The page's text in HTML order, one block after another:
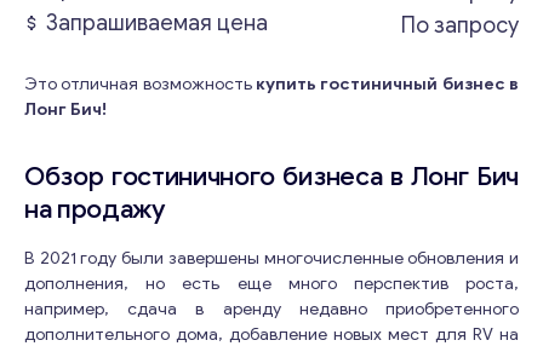
Запрашиваемая цена
По запросу
Это отличная возможность купить гостиничный бизнес в
Лонг Бич!
Обзор гостиничного бизнеса в Лонг Бич
на продажу
В 2021 году были завершены многочисленные обновления и
дополнения, но есть еще много перспектив роста,
например, сдача в аренду недавно приобретенного
дополнительного дома, добавление новых мест для RV на